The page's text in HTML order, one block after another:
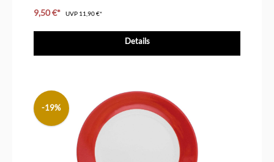
9,50 €* UVP 11,90 €*
Details
-19%